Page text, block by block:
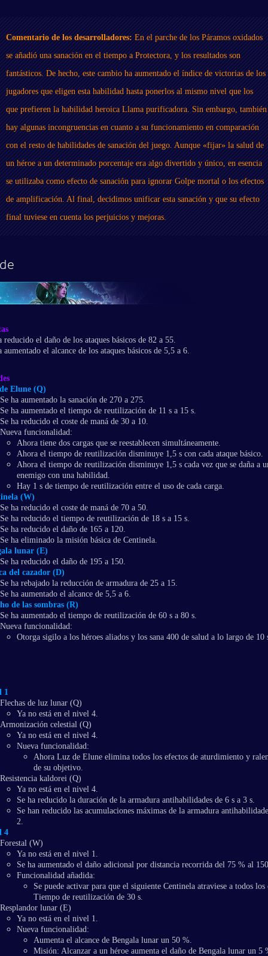
Comentario de los desarrolladores: En el parche de los Páramos oxidados
se añadió una sanación en el tiempo a Protectora, y los resultados son
fantásticos. De hecho, este cambio ha aumentado el índice de victorias de los
jugadores que eligen esta habilidad hasta ponerlos al mismo nivel que los
que prefieren la habilidad heroica Llama purificadora. Sin embargo, también
hay algunas incongruencias en cuanto a su funcionamiento en comparación
con el resto de habilidades de sanación del juego. Aunque «fijar» la salud de
un héroe a un determinado porcentaje era algo divertido y único, en esencia
se utilizaba como efecto de sanación para ignorar Golpe mortal o los efectos
de amplificación. Al final, decidimos unificar esta sanación y que su efecto
final tuviese en cuenta los perjuicios y mejoras.
reducido el daño de los ataques básicos de 82 a 55.
aumentado el alcance de los ataques básicos de 5,5 a 6.
Elune (Q)
Se ha aumentado la sanación de 270 a 275.
Se ha aumentado el tiempo de reutilización de 11 s a 15 s.
Se ha reducido el coste de maná de 30 a 10.
Nueva funcionalidad:
Ahora tiene dos cargas que se reestablecen simultáneamente.
Ahora el tiempo de reutilización disminuye 1,5 s con cada ataque básico.
Ahora el tiempo de reutilización disminuye 1,5 s cada vez que se daña a
enemigo con una habilidad.
Hay 1 s de tiempo de reutilización entre el uso de cada carga.
(W)
Se ha reducido el coste de maná de 70 a 50.
Se ha reducido el tiempo de reutilización de 18 s a 15 s.
Se ha reducido el daño de 165 a 120.
Se ha eliminado la misión básica de Centinela.
lunar (E)
Se ha reducido el daño de 195 a 150.
del cazador (D)
Se ha rebajado la reducción de armadura de 25 a 15.
Se ha aumentado el alcance de 5,5 a 6.
de las sombras (R)
Se ha aumentado el tiempo de reutilización de 60 s a 80 s.
Nueva funcionalidad:
Otorga sigilo a los héroes aliados y los sana 400 de salud a lo largo de 10
1
Flechas de luz lunar (Q)
Ya no está en el nivel 4.
Armonización celestial (Q)
Ya no está en el nivel 4.
Nueva funcionalidad:
Ahora Luz de Elune elimina todos los efectos de aturdimiento y
de su objetivo.
Resistencia kaldorei (Q)
Ya no está en el nivel 4.
Se ha reducido la duración de la armadura antihabilidades de 6 s a 3 s.
Se han reducido las acumulaciones máximas de la armadura
2.
4
Forestal (W)
Ya no está en el nivel 1.
Se ha aumentado el daño adicional por distancia recorrida del 75 % al
Funcionalidad añadida:
Se puede activar para que el siguiente Centinela atraviese a todos
Tiempo de reutilización de 30 s.
Resplandor lunar (E)
Ya no está en el nivel 1.
Nueva funcionalidad:
Aumenta el alcance de Bengala lunar un 50 %.
Misión: Alcanzar a un héroe aumenta el daño de Bengala lunar un 5